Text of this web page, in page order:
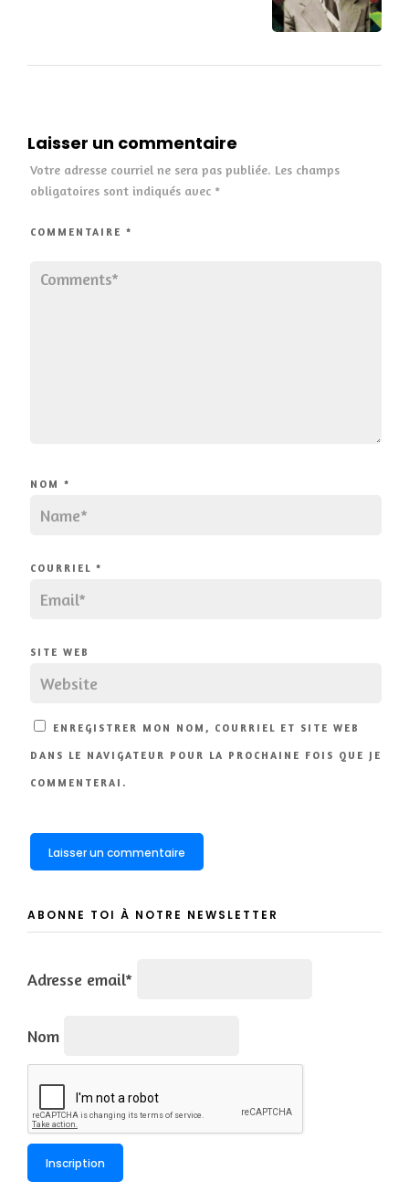
Laisser un commentaire
Votre adresse courriel ne sera pas publiée. Les champs
obligatoires sont indiqués avec *
COMMENTAIRE *
NOM *
COURRIEL *
SITE WEB
ENREGISTRER MON NOM, COURRIEL ET SITE WEB
DANS LE NAVIGATEUR POUR LA PROCHAINE FOIS QUE JE
COMMENTERAI.
ABONNE TOI À NOTRE NEWSLETTER
Adresse email*
Nom